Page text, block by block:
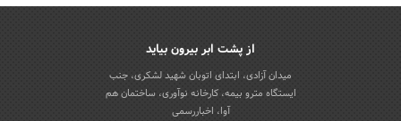
از پشت ابر بیرون بیاید
میدان آزادی، ابتدای اتوبان شهید لشکری، جنب
ایستگاه مترو بیمه، کارخانه نوآوری، ساختمان هم
آوا، اخباررسمی